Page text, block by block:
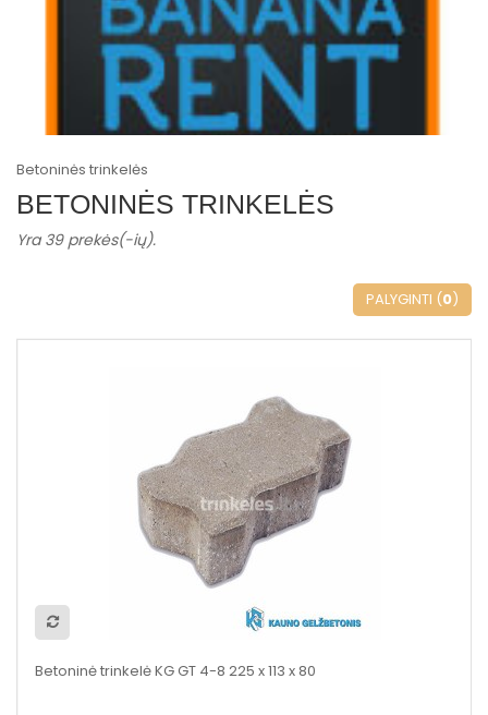
Betoninės trinkelės
BETONINĖS TRINKELĖS
Yra 39 prekės(-ių).
PALYGINTI (0)
Betoninė trinkelė KG GT 4-8 225 x 113 x 80